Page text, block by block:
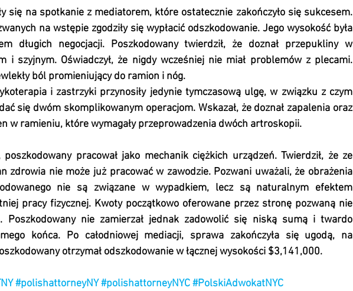
się na spotkanie z mediatorem, które ostatecznie zakończyło się sukcesem.
na wstępie zgodziły się wypłacić odszkodowanie. Jego wysokość była
długich negocjacji. Poszkodowany twierdził, że doznał przepukliny w
i szyjnym. Oświadczył, że nigdy wcześniej nie miał problemów z plecami.
ból promieniujący do ramion i nóg.
i zastrzyki przynosiły jedynie tymczasową ulgę, w związku z czym
się dwóm skomplikowanym operacjom. Wskazał, że doznał zapalenia oraz
w ramieniu, które wymagały przeprowadzenia dwóch artroskopii.
pracował jako mechanik ciężkich urządzeń. Twierdził, że ze
zdrowia nie może już pracować w zawodzie. Pozwani uważali, że obrażenia
nie są związane w wypadkiem, lecz są naturalnym efektem
pracy fizycznej. Kwoty początkowo oferowane przez stronę pozwaną nie
Poszkodowany nie zamierzał jednak zadowolić się niską sumą i twardo
końca. Po całodniowej mediacji, sprawa zakończyła się ugodą, na
otrzymał odszkodowanie w łącznej wysokości $3,141,000.
#polishattorneyNY#polishattorneyNYC#PolskiAdwokatNYC